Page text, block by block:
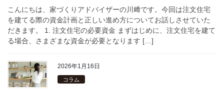
こんにちは、家づくりアドバイザーの川﨑です。今回は注文住宅
を建てる際の資金計画と正しい進め方についてお話しさせていた
だきます。 1. 注文住宅の必要資金 まずはじめに、注文住宅を建て
る場合、さまざまな資金が必要となります […]
2026年1月16日
コラム